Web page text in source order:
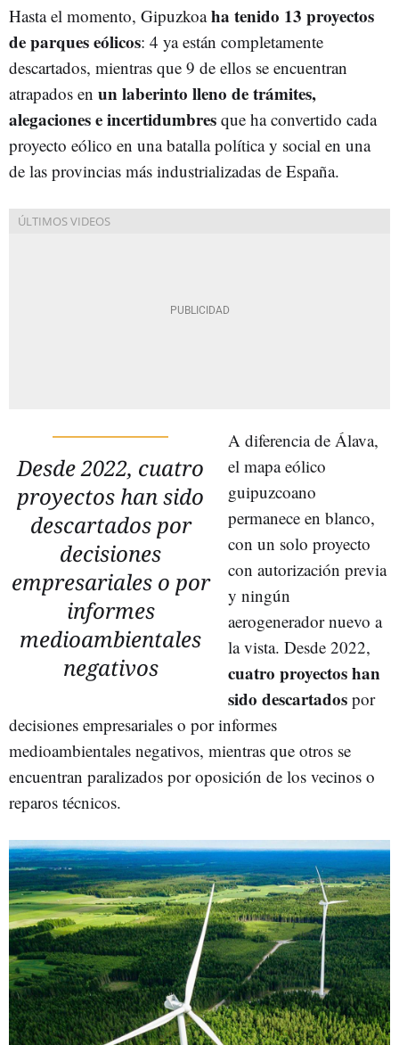
Hasta el momento, Gipuzkoaha tenido 13 proyectos
de parques eólicos: 4 ya están completamente
descartados, mientras que 9 de ellos se encuentran
atrapados en un laberinto lleno de trámites,
alegaciones e incertidumbres que ha convertido cada
proyecto eólico en una batalla política y social en una
de las provincias más industrializadas de España.
Desde 2022, cuatro
proyectos han sido
descartados por
decisiones
empresariales o por
informes
medioambientales
negativos
A diferencia de Álava,
el mapa eólico
guipuzcoano
permanece en blanco,
con un solo proyecto
con autorización previa
y ningún
aerogenerador nuevo a
la vista. Desde 2022,
cuatro proyectos han
sido descartados por
decisiones empresariales o por informes
medioambientales negativos, mientras que otros se
encuentran paralizados por oposición de los vecinos o
reparos técnicos.